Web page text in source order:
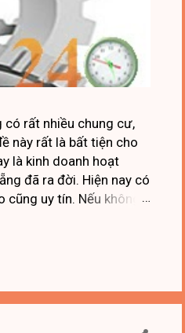
có rất nhiều chung cư,
này rất là bất tiện cho
là kinh doanh hoạt
đã ra đời. Hiện nay có
uy tín. Nếu không
tôi, Điện nước Đà